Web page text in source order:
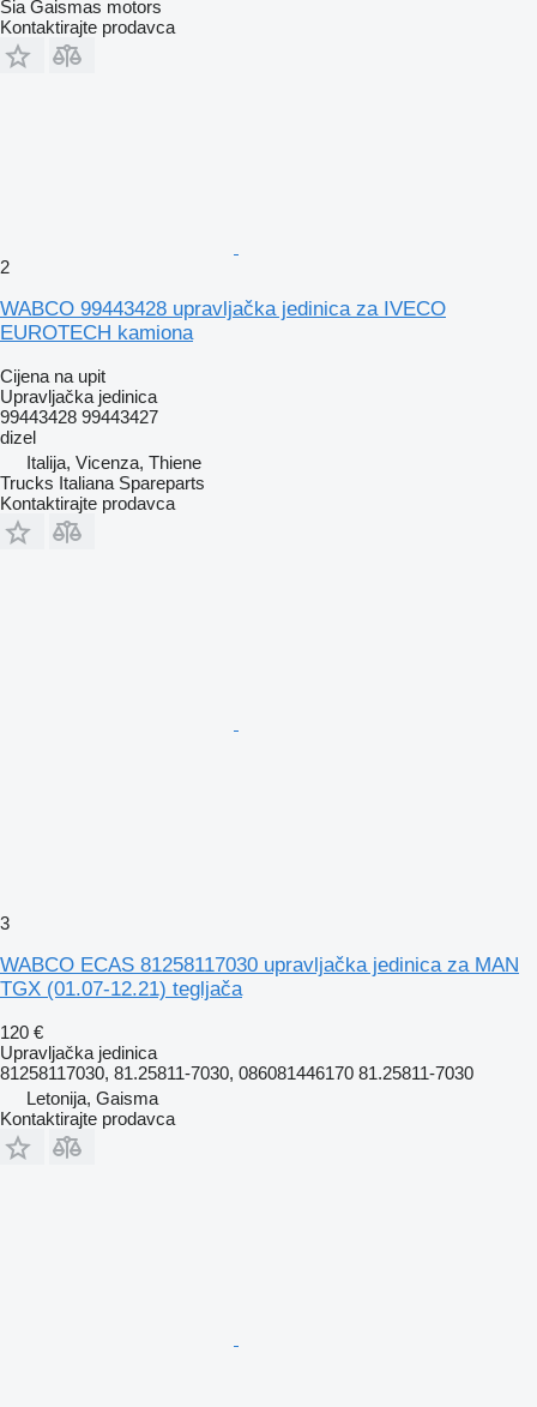
Sia Gaismas motors
Kontaktirajte prodavca
2
WABCO 99443428 upravljačka jedinica za IVECO
EUROTECH kamiona
Cijena na upit
Upravljačka jedinica
99443428 99443427
dizel
Italija, Vicenza, Thiene
Trucks Italiana Spareparts
Kontaktirajte prodavca
3
WABCO ECAS 81258117030 upravljačka jedinica za MAN
TGX (01.07-12.21) tegljača
120 €
Upravljačka jedinica
81258117030, 81.25811-7030, 086081446170 81.25811-7030
Letonija, Gaisma
Kontaktirajte prodavca